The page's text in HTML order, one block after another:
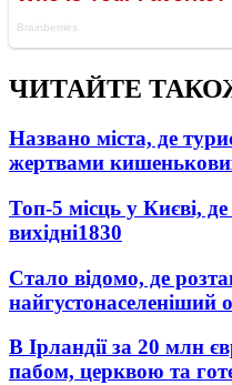
ЧИТАЙТЕ
Названо міста, де
жертвами
Топ-5 місць у Києві,
вихідні1830
Стало відомо, де
найгустонаселеніший
В Ірландії за 20 млн
пабом, церквою та